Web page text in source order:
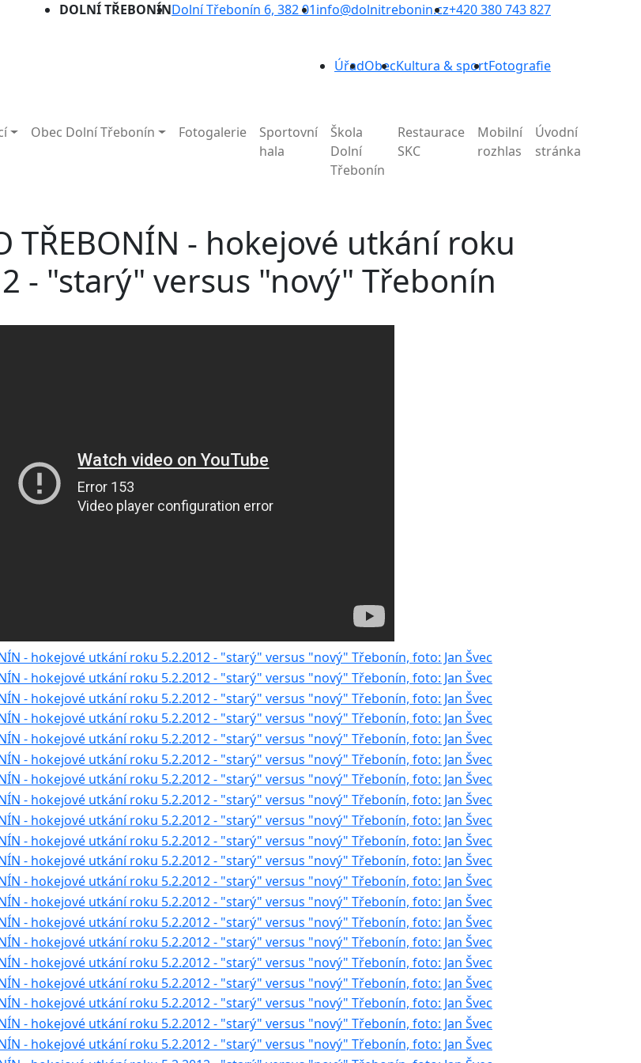
DOLNÍ TŘEBONÍNDolní Třebonín 6, 382 01info@dolnitrebonin.cz+420 380 743 827
ÚřadObecKultura & sportFotografie
Obec Dolní Třebonín Fotogalerie
Sportovní
hala
Škola
Dolní
Třebonín
Restaurace
SKC
Mobilní
rozhlas
Úvodní
stránka
TŘEBONÍN - hokejové utkání roku
- "starý" versus "nový" Třebonín